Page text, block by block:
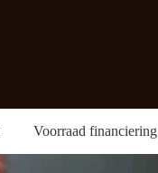
Voorraad financiering